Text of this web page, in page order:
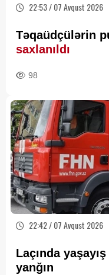
22:53 / 07 Avqust 2026
Təqaüdçülərin
saxlanıldı
98
22:42 / 07 Avqust 2026
Laçında
yanğın